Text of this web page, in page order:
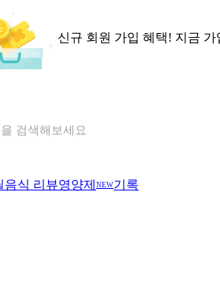
신규 회원 가입 혜택! 지금 가
검색해보세요
음식 리뷰영양제 NEW기록